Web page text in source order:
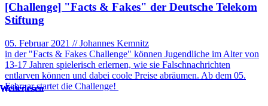
Weiterlesen
Weiterlesen
Weiterlesen
Weiterlesen
Weiterlesen
Weiterlesen
Weiterlesen
Weiterlesen
Weiterlesen
Weiterlesen
Weiterlesen
Weiterlesen
Weiterlesen
Weiterlesen
Weiterlesen
Weiterlesen
Weiterlesen
Weiterlesen
Weiterlesen
Weiterlesen
Weiterlesen
Weiterlesen
Weiterlesen
Weiterlesen
Weiterlesen
Weiterlesen
Weiterlesen
Weiterlesen
Weiterlesen
Weiterlesen
Weiterlesen
Weiterlesen
Weiterlesen
Weiterlesen
Weiterlesen
Weiterlesen
Weiterlesen
Weiterlesen
Weiterlesen
Weiterlesen
Weiterlesen
Weiterlesen
Weiterlesen
Weiterlesen
Weiterlesen
Weiterlesen
Weiterlesen
Weiterlesen
[Challenge] "Facts & Fakes" der Deutsche Telekom
Stiftung
05. Februar 2021 // Johannes Kemnitz
in der "Facts & Fakes Challenge" können Jugendliche im Alter von
13-17 Jahren spielerisch erlernen, wie sie Falschnachrichten
entlarven können und dabei coole Preise abräumen. Ab dem 05.
Februar startet die Challenge!
Weiterlesen
Weiterlesen
Weiterlesen
Weiterlesen
Weiterlesen
Weiterlesen
Weiterlesen
Weiterlesen
Weiterlesen
Weiterlesen
Weiterlesen
Weiterlesen